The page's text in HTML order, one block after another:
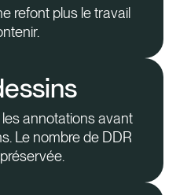
refont plus le travail
annotations avant
Le nombre de DDR